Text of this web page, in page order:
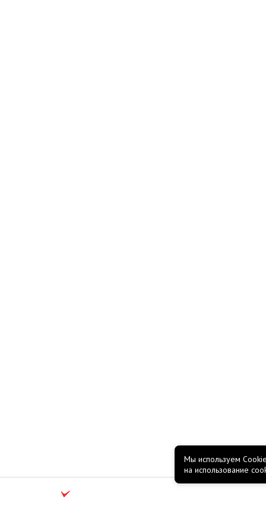
Мы используем
на использование